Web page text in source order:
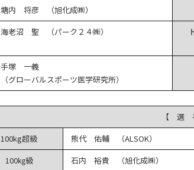
塘内 将彦 （旭化成㈱）
海老沼 聖 （パーク２４㈱）
手塚 一義
（グローバルスポーツ医学研究所）
【 選
100kg超級 熊代 佑輔 （ALSOK）
100㎏級
石内 裕貴 （旭化成㈱）